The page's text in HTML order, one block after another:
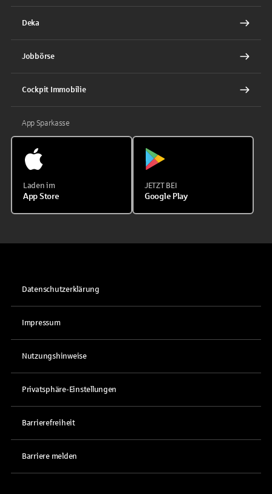
Deka
Jobbörse
Cockpit Immobilie
App Sparkasse
Laden im
App Store
JETZT BEI
Google Play
Datenschutzerklärung
Impressum
Nutzungshinweise
Privatsphäre-Einstellungen
Barrierefreiheit
Barriere melden